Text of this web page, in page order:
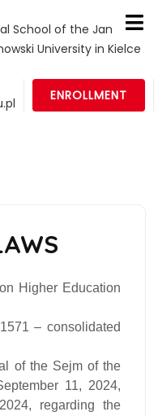
School of the Jan
University in Kielce
ENROLLMENT
Higher Education
– consolidated
of the Sejm of the
11, 2024,
regarding the